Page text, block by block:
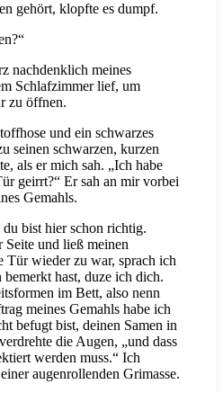
gehört, klopfte es dumpf.
nachdenklich meines
Schlafzimmer lief, um
zu öffnen.
und ein schwarzes
seinen schwarzen, kurzen
als er mich sah. „Ich habe
geirrt?“ Er sah an mir vorbei
Gemahls.
bist hier schon richtig.
und ließ meinen
Tür wieder zu war, sprach ich
hast, duze ich dich.
im Bett, also nenn
meines Gemahls habe ich
befugt bist, deinen Samen in
die Augen, „und dass
werden muss.“ Ich
augenrollenden Grimasse.